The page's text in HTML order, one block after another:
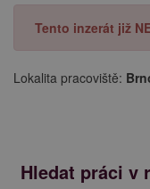
Tento inzerát již
Lokalita pracoviště:
Hledat práci v